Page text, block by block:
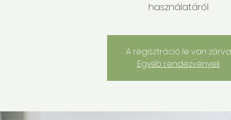
használatáról.
A regisztráció le van zárva
Egyéb rendezvények